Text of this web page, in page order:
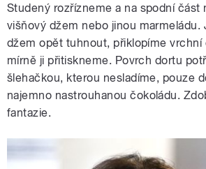
Studený rozřízneme a na spodní část
višňový džem nebo jinou marmeládu.
džem opět tuhnout, přiklopíme vrchní
mírně ji přitiskneme. Povrch dortu
šlehačkou, kterou nesladíme, pouze
najemno nastrouhanou čokoládu.
fantazie.